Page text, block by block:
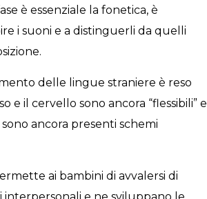
è essenziale la fonetica, è
i suoni e a distinguerli da quelli
delle lingue straniere è reso
e il cervello sono ancora “flessibili” e
ancora presenti schemi
ai bambini di avvalersi di